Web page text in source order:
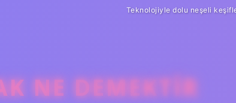
Teknolojiyle dolu neşeli
NE DEMEKTIR